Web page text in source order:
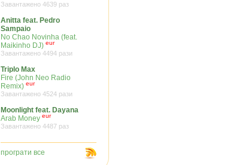
Завантажено 4639 раз
Anitta feat. Pedro
Sampaio
No Chao Novinha (feat.
Maikinho DJ) eur
Завантажено 4494 рази
Triplo Max
Fire (John Neo Radio
Remix) eur
Завантажено 4524 рази
Moonlight feat. Dayana
Arab Money eur
Завантажено 4487 раз
програти все